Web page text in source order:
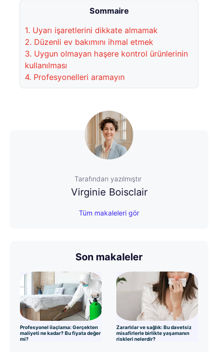
Sommaire
1. Uyarı işaretlerini dikkate almamak
2. Düzenli ev bakımını ihmal etmek
3. Uygun olmayan haşere kontrol ürünlerinin
kullanılması
4. Profesyonelleri aramayın
Tarafından yazılmıştır
Virginie Boisclair
Tüm makaleleri gör
Son makaleler
Profesyonel ilaçlama: Gerçekten
maliyeti ne kadar? Bu fiyata değer
mi?
Zararlılar ve sağlık: Bu davetsiz
misafirlerle birlikte yaşamanın
riskleri nelerdir?